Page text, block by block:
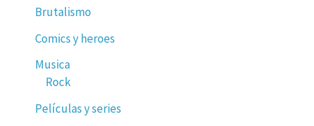
Brutalismo
Comics y heroes
Musica
Rock
Películas y series